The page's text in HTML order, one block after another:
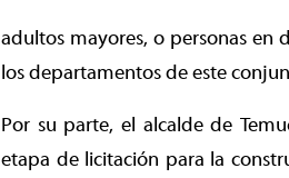
adultos mayores, o personas en
los departamentos de este
Por su parte, el alcalde de
etapa de licitación para la